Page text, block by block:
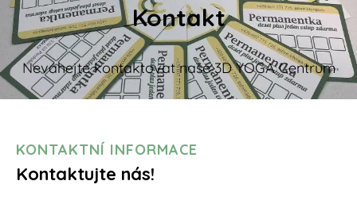
Kontakt
Neváhejte kontaktovat naše 3D YOGA Centrum
KONTAKTNÍ INFORMACE
Kontaktujte nás!